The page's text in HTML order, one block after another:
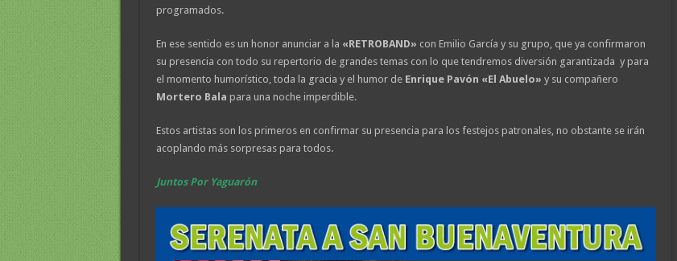
programados.
En ese sentido es un honor anunciar a la «RETROBAND» con Emilio García y su grupo, que ya confirmaron
su presencia con todo su repertorio de grandes temas con lo que tendremos diversión garantizada y para
el momento humorístico, toda la gracia y el humor de Enrique Pavón «El Abuelo» y su compañero
Mortero Bala para una noche imperdible.
Estos artistas son los primeros en confirmar su presencia para los festejos patronales, no obstante se irán
acoplando más sorpresas para todos.
Juntos Por Yaguarón